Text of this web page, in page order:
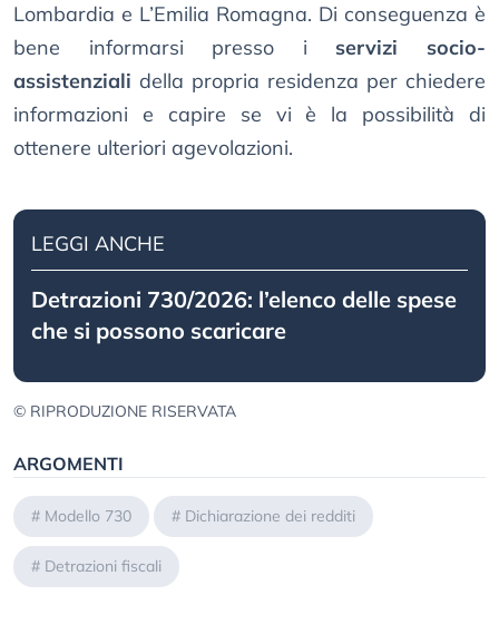
Lombardia e L’Emilia Romagna. Di conseguenza è
bene informarsi presso i servizi socio-
assistenziali della propria residenza per chiedere
informazioni e capire se vi è la possibilità di
ottenere ulteriori agevolazioni.
LEGGI ANCHE
Detrazioni 730/2026: l’elenco delle spese
che si possono scaricare
© RIPRODUZIONE RISERVATA
ARGOMENTI
# Modello 730 # Dichiarazione dei redditi
# Detrazioni fiscali